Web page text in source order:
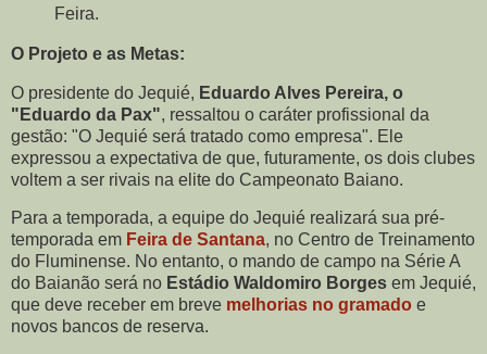
Feira.
O Projeto e as Metas:
O presidente do Jequié, Eduardo Alves Pereira, o
"Eduardo da Pax", ressaltou o caráter profissional da
gestão: "O Jequié será tratado como empresa". Ele
expressou a expectativa de que, futuramente, os dois clubes
voltem a ser rivais na elite do Campeonato Baiano.
Para a temporada, a equipe do Jequié realizará sua pré-
temporada em Feira de Santana, no Centro de Treinamento
do Fluminense. No entanto, o mando de campo na Série A
do Baianão será no Estádio Waldomiro Borges em Jequié,
que deve receber em breve melhorias no gramado e
novos bancos de reserva.